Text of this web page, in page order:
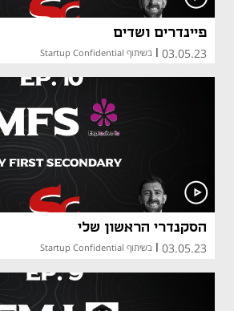
פיינדרים ושדים
03.05.23
| בשיתוף Startup Confidential
הסקנדרי הראשון שלי
03.05.23 בשיתוף Startup Confidential